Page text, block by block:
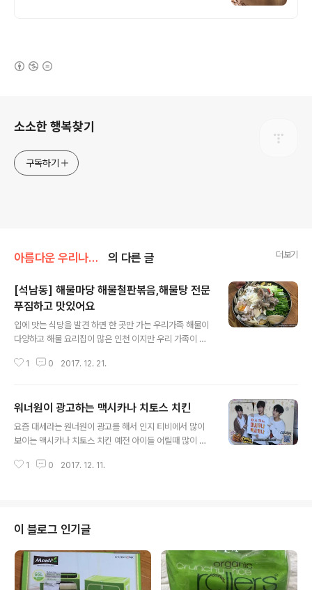
소소한 행복찾기
구독하기
아름다운 우리나라/맛있는 이야기 의 다른 글 더보기
[석남동] 해물마당 해물철판볶음,해물탕 전문
푸짐하고 맛있어요
입에 맛는 식당을 발견 하면 한 곳만 가는 우리가족 해물이
다양하고 해물 요리집이 많은 인천 이지만 우리 가족이 좋
는 해물 요리집은 석남동에 있는 해물마당 이랍니다 이곳
만 예전에는 조금 작은 식당에 손님이 많아서 미리 예약을
하고 가거나 포장을 해서 집에 가져와서 끓여 먹기도 했답
니다 종종 집에서 손님 치룰일이 있을때는 지금도 포장을
적은 시간에 가게 된답니다 가게 뒤쪽에 전용 주차장도 있
1 0 2017. 12. 21.
워너원이 광고하는 맥시카나 치토스 치킨
요즘 대세라는 원너원이 광고를 해서 인지 티비에서 많이
보이는 맥시카나 치토스 치킨 예전 아이들 어릴때 많이 듣
구 때문인지 눈도 한번 더 가고 귀에도 더 잘들리는 광고 인
피식하고 웃었답니다 그런데 어제밤 노크 소리가 들려 나
가 보니 배달하는 아저씨가 치킨이요~ 라며 치킨을 주셨어
요 뭐지?? 치킨 안시켰는데?? "아저씨우리집 맞아요??" 했
던니 "네~ 맞습니다~" "맛있게 드세요~" 치킨 봉두에 우
리집 주소가 적혀 있더라구요 배달온 치킨이니 일단 받아
1 0 2017. 12. 11.
이 블로그 인기글